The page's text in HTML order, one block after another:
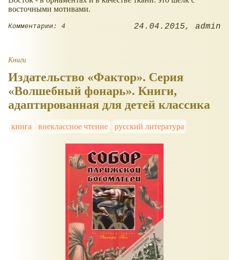
восточными мотивами.
Комментарии: 4 24.04.2015 admin
Книги
Издательство «Фактор». Серия
«Волшебный фонарь». Книги,
адаптированная для детей классика
книга внеклассное чтение русский литература